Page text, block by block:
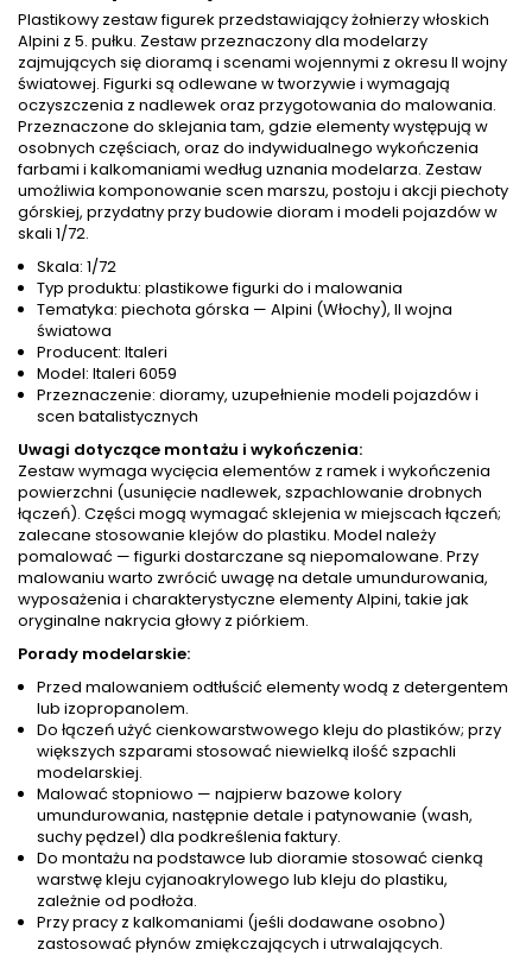
Plastikowy zestaw figurek przedstawiający żołnierzy włoskich
Alpini z 5. pułku. Zestaw przeznaczony dla modelarzy
zajmujących się dioramą i scenami wojennymi z okresu II wojny
światowej. Figurki są odlewane w tworzywie i wymagają
oczyszczenia z nadlewek oraz przygotowania do malowania.
Przeznaczone do sklejania tam, gdzie elementy występują w
osobnych częściach, oraz do indywidualnego wykończenia
farbami i kalkomaniami według uznania modelarza. Zestaw
umożliwia komponowanie scen marszu, postoju i akcji piechoty
górskiej, przydatny przy budowie dioram i modeli pojazdów w
skali 1/72.
Skala: 1/72
Typ produktu: plastikowe figurki do i malowania
Tematyka: piechota górska — Alpini (Włochy), II wojna
światowa
Producent: Italeri
Model: Italeri 6059
Przeznaczenie: dioramy, uzupełnienie modeli pojazdów i
scen batalistycznych
Uwagi dotyczące montażu i wykończenia:
Zestaw wymaga wycięcia elementów z ramek i wykończenia
powierzchni (usunięcie nadlewek, szpachlowanie drobnych
łączeń). Części mogą wymagać sklejenia w miejscach łączeń;
zalecane stosowanie klejów do plastiku. Model należy
pomalować — figurki dostarczane są niepomalowane. Przy
malowaniu warto zwrócić uwagę na detale umundurowania,
wyposażenia i charakterystyczne elementy Alpini, takie jak
oryginalne nakrycia głowy z piórkiem.
Porady modelarskie:
Przed malowaniem odtłuścić elementy wodą z detergentem
lub izopropanolem.
Do łączeń użyć cienkowarstwowego kleju do plastików; przy
większych szparami stosować niewielką ilość szpachli
modelarskiej.
Malować stopniowo — najpierw bazowe kolory
umundurowania, następnie detale i patynowanie (wash,
suchy pędzel) dla podkreślenia faktury.
Do montażu na podstawce lub dioramie stosować cienką
warstwę kleju cyjanoakrylowego lub kleju do plastiku,
zależnie od podłoża.
Przy pracy z kalkomaniami (jeśli dodawane osobno)
zastosować płynów zmiękczających i utrwalających.